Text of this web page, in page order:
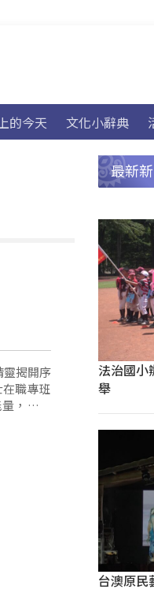
的今天 文化小辭典
揭開序
職專班
，包括
材的作
最新
法治國小
舉
台澳原民